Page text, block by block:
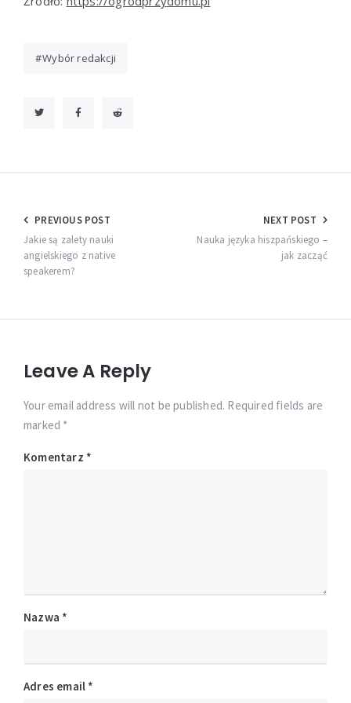
Wybór redakcji
Nawigacja
wpisu
PREVIOUS POST
Jakie są zalety nauki
angielskiego z native
speakerem?
NEXT POST
Nauka języka hiszpańskiego –
jak zacząć
Leave A Reply
Your email address will not be published. Required fields are
marked *
Komentarz *
Nazwa *
Adres email *